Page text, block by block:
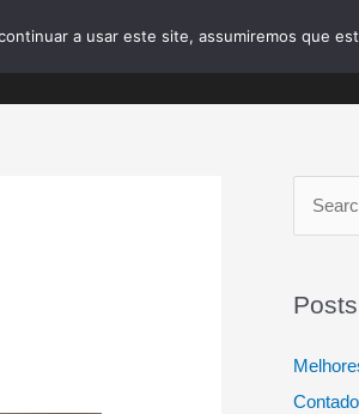
sobre nós blog
q
u
a usar este site, assumiremos que